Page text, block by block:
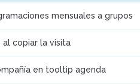
mensuales a grupos
al copiar la visita
en tooltip agenda